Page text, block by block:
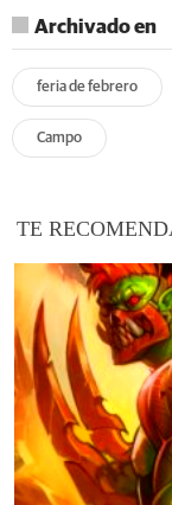
Archivado en
feria de febrero
Campo
TE